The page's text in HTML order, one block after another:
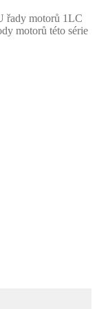
řady motorů 1LC
motorů této série